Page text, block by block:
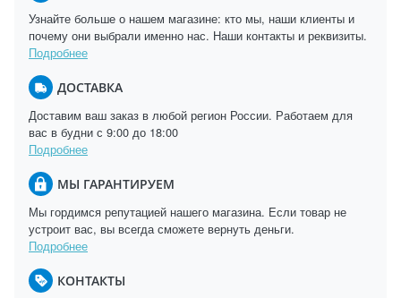
Узнайте больше о нашем магазине: кто мы, наши клиенты и
почему они выбрали именно нас. Наши контакты и реквизиты.
Подробнее
ДОСТАВКА
Доставим ваш заказ в любой регион России. Работаем для
вас в будни с 9:00 до 18:00
Подробнее
МЫ ГАРАНТИРУЕМ
Мы гордимся репутацией нашего магазина. Если товар не
устроит вас, вы всегда сможете вернуть деньги.
Подробнее
КОНТАКТЫ